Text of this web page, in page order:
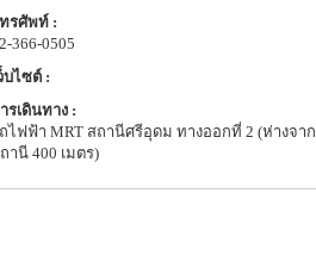
รศัพท์ :
366-0505
บไซต์ :
รเดินทาง :
ไฟฟ้า MRT สถานีศรีอุดม ทางออกที่ 2 (ห่างจาก
านี 400 เมตร)